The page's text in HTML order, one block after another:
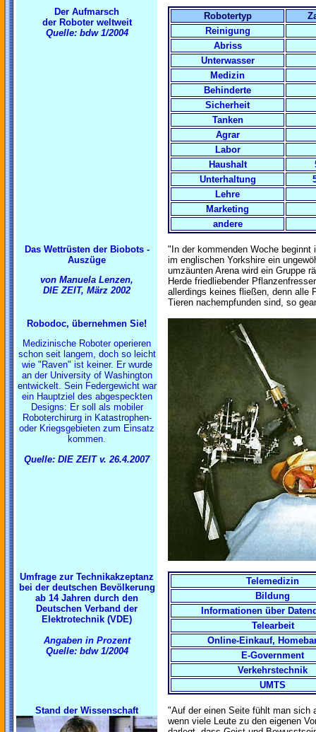
Der Aufmarsch
der Roboter weltweit
Quelle: bdw 1/2004
Robotertyp
Reinigung
Abriss
Unterwasser
Medizin
Behinderte
Sicherheit
Tanken
Agrar
Labor
Haushalt
Unterhaltung
Lehre
Marketing
andere
Das Wettrüsten der Biobots -
Auszüge
von Manuela Lenzen,
DIE ZEIT, März 2002
"In der kommenden Woche
im englischen Yorkshire ein
umzäunten Arena wird ein Gruppe
Herde friedliebender
allerdings keines fließen, denn alle
Tieren nachempfunden sind, so
Robodoc, übernehmen Sie!
Medizinische Roboter operieren
schon seit langem, doch so leicht
wie "Raven" ist keiner. Er wurde
an der University of Washington
entwickelt. Sein Federgewicht war
ein Hauptziel des abgespeckten
Designs: Er soll als mobiler
Roboterchirurg in Katastrophen-
oder Kriegsgebieten zum Einsatz
kommen.
Quelle: DIE ZEIT v. 26.4.2007
Umfrage zur Technikakzeptanz
bei der deutschen Bevölkerung
ab 14 Jahren durch den
Deutschen Verband der
Elektrotechnik (VDE)
Angaben in Prozent
Quelle: bdw 1/2004
Telemedizin
Bildung
Informationen über
Telearbeit
Online-Einkauf,
E-Government
Verkehrstechnik
UMTS
Stand der Wissenschaft
"Auf der einen Seite fühlt man sich
wenn viele Leute zu den eigenen